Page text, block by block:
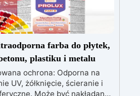
farba do płytek,
plastiku i metalu
ochrona: Odporna na
UV, żółknięcie, ścieranie i
Może być nakładana